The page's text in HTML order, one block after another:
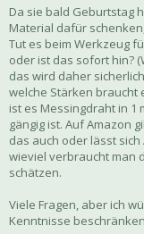
Da sie bald Geburtstag
Material dafür
Tut es beim Werkzeug
oder ist das sofort hin?
das wird daher
welche Stärken braucht
ist es Messingdraht in 1
gängig ist. Auf Amazon
das auch oder lässt sich
wieviel verbraucht man
schätzen.
Viele Fragen, aber ich
Kenntnisse